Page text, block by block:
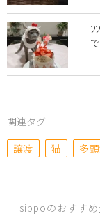
関連タグ
譲渡
猫 多
sippoのおすすめ